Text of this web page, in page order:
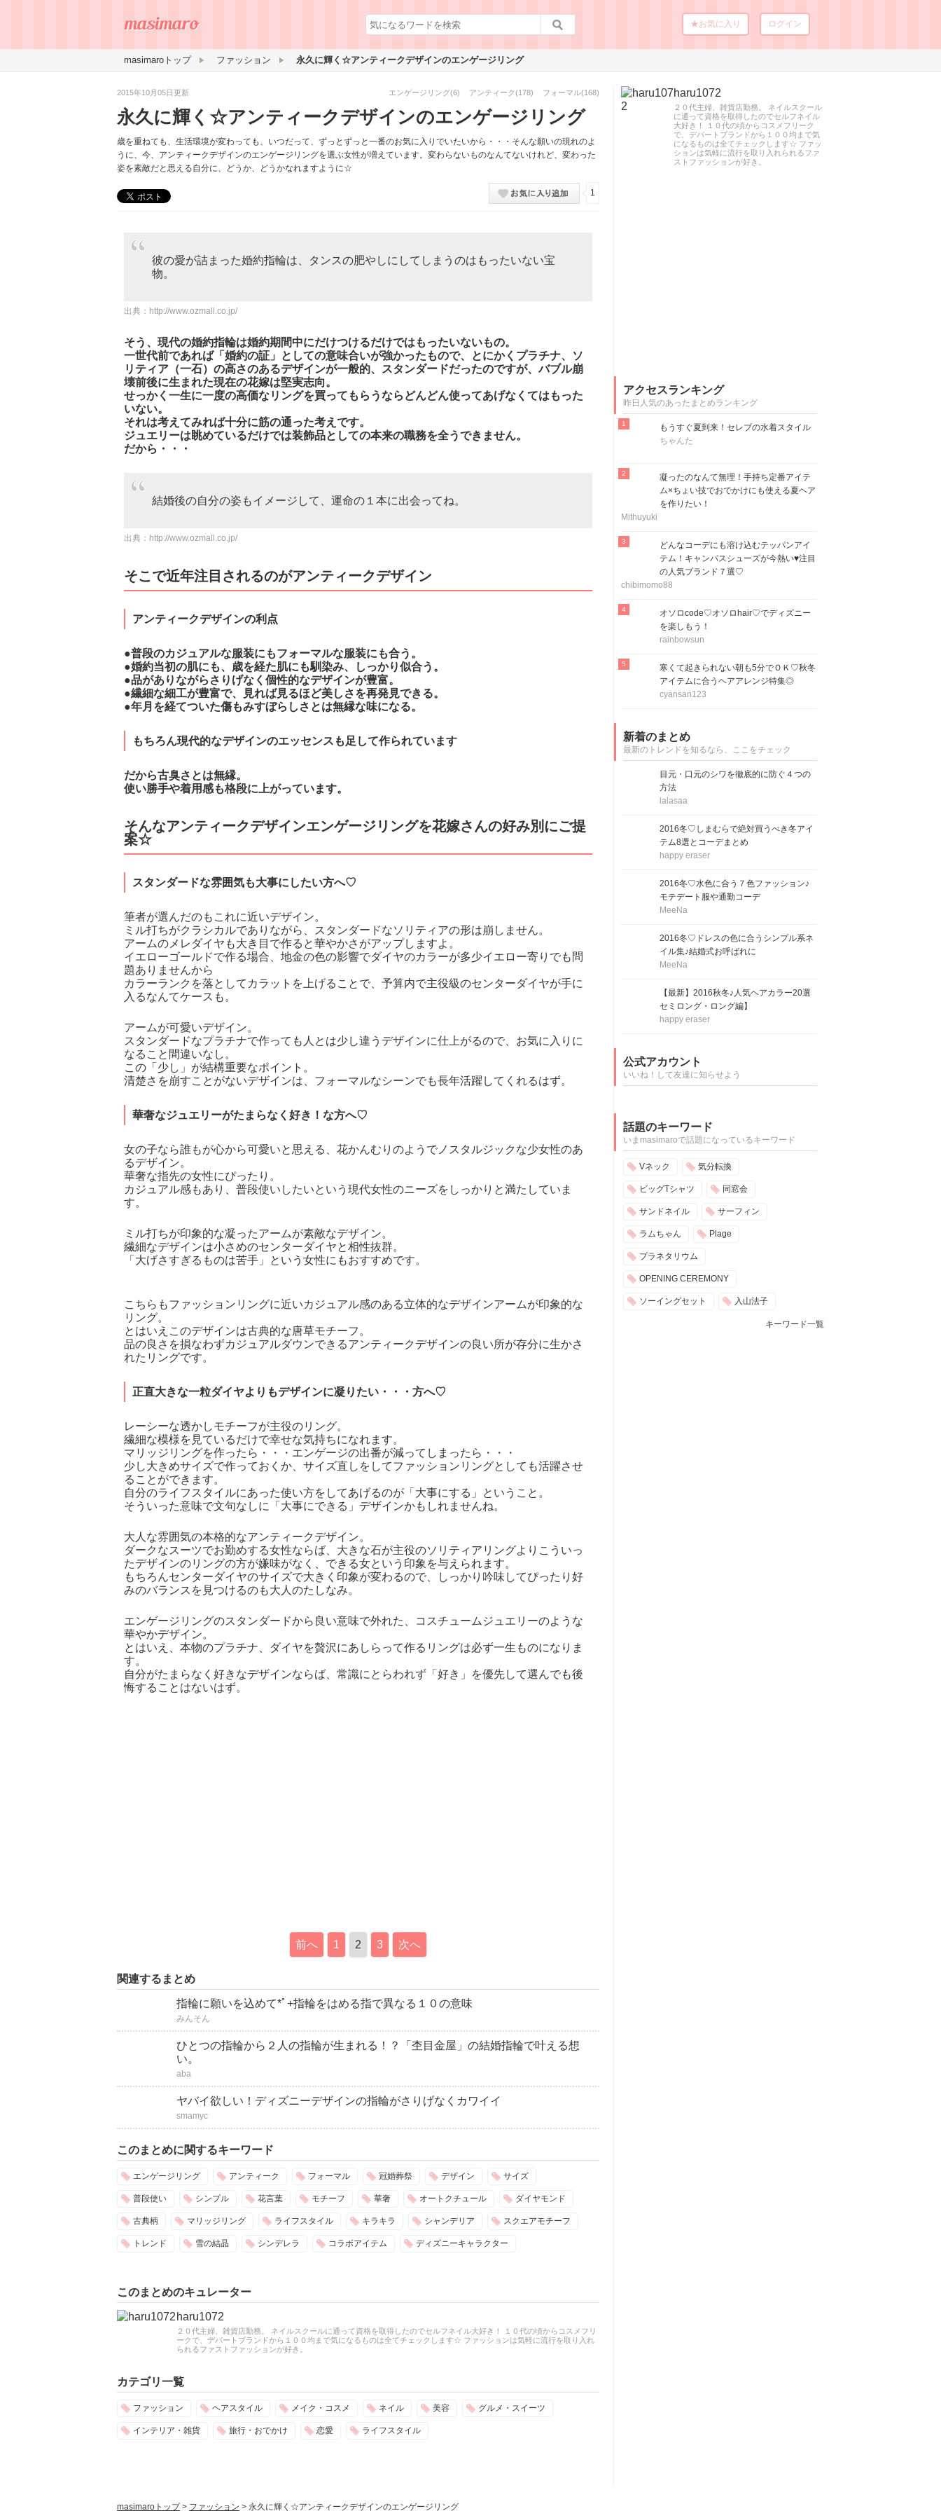
★お気に入り ログイン
masimaroトップ ファッション 永久に輝く☆アンティークデザインのエンゲージリング
2015年10月05日更新 エンゲージリング(6) アンティーク(178) フォーマル(168)
永久に輝く☆アンティークデザインのエンゲージリング
歳を重ねても、生活環境が変わっても、いつだって、ずっとずっと一番のお気に入りでいたいから・・・そんな願いの現れのよ
うに、今、アンティークデザインのエンゲージリングを選ぶ女性が増えています。変わらないものなんてないけれど、変わった
姿を素敵だと思える自分に、どうか、どうかなれますように☆
1
彼の愛が詰まった婚約指輪は、タンスの肥やしにしてしまうのはもったいない宝
物。
出典： http://www.ozmall.co.jp/
そう、現代の婚約指輪は婚約期間中にだけつけるだけではもったいないもの。
一世代前であれば「婚約の証」としての意味合いが強かったもので、とにかくプラチナ、ソ
リティア（一石）の高さのあるデザインが一般的、スタンダードだったのですが、バブル崩
壊前後に生まれた現在の花嫁は堅実志向。
せっかく一生に一度の高価なリングを買ってもらうならどんどん使ってあげなくてはもった
いない。
それは考えてみれば十分に筋の通った考えです。
ジュエリーは眺めているだけでは装飾品としての本来の職務を全うできません。
だから・・・
結婚後の自分の姿もイメージして、運命の１本に出会ってね。
出典： http://www.ozmall.co.jp/
そこで近年注目されるのがアンティークデザイン
アンティークデザインの利点
●普段のカジュアルな服装にもフォーマルな服装にも合う。
●婚約当初の肌にも、歳を経た肌にも馴染み、しっかり似合う。
●品がありながらさりげなく個性的なデザインが豊富。
●繊細な細工が豊富で、見れば見るほど美しさを再発見できる。
●年月を経てついた傷もみすぼらしさとは無縁な味になる。
もちろん現代的なデザインのエッセンスも足して作られています
だから古臭さとは無縁。
使い勝手や着用感も格段に上がっています。
そんなアンティークデザインエンゲージリングを花嫁さんの好み別にご提
案☆
スタンダードな雰囲気も大事にしたい方へ♡
筆者が選んだのもこれに近いデザイン。
ミル打ちがクラシカルでありながら、スタンダードなソリティアの形は崩しません。
アームのメレダイヤも大き目で作ると華やかさがアップしますよ。
イエローゴールドで作る場合、地金の色の影響でダイヤのカラーが多少イエロー寄りでも問
題ありませんから
カラーランクを落としてカラットを上げることで、予算内で主役級のセンターダイヤが手に
入るなんてケースも。
アームが可愛いデザイン。
スタンダードなプラチナで作っても人とは少し違うデザインに仕上がるので、お気に入りに
なること間違いなし。
この「少し」が結構重要なポイント。
清楚さを崩すことがないデザインは、フォーマルなシーンでも長年活躍してくれるはず。
華奢なジュエリーがたまらなく好き！な方へ♡
女の子なら誰もが心から可愛いと思える、花かんむりのようでノスタルジックな少女性のあ
るデザイン。
華奢な指先の女性にぴったり。
カジュアル感もあり、普段使いしたいという現代女性のニーズをしっかりと満たしていま
す。
ミル打ちが印象的な凝ったアームが素敵なデザイン。
繊細なデザインは小さめのセンターダイヤと相性抜群。
「大げさすぎるものは苦手」という女性にもおすすめです。
こちらもファッションリングに近いカジュアル感のある立体的なデザインアームが印象的な
リング。
とはいえこのデザインは古典的な唐草モチーフ。
品の良さを損なわずカジュアルダウンできるアンティークデザインの良い所が存分に生かさ
れたリングです。
正直大きな一粒ダイヤよりもデザインに凝りたい・・・方へ♡
レーシーな透かしモチーフが主役のリング。
繊細な模様を見ているだけで幸せな気持ちになれます。
マリッジリングを作ったら・・・エンゲージの出番が減ってしまったら・・・
少し大きめサイズで作っておくか、サイズ直しをしてファッションリングとしても活躍させ
ることができます。
自分のライフスタイルにあった使い方をしてあげるのが「大事にする」ということ。
そういった意味で文句なしに「大事にできる」デザインかもしれませんね。
大人な雰囲気の本格的なアンティークデザイン。
ダークなスーツでお勤めする女性ならば、大きな石が主役のソリティアリングよりこういっ
たデザインのリングの方が嫌味がなく、できる女という印象を与えられます。
もちろんセンターダイヤのサイズで大きく印象が変わるので、しっかり吟味してぴったり好
みのバランスを見つけるのも大人のたしなみ。
エンゲージリングのスタンダードから良い意味で外れた、コスチュームジュエリーのような
華やかデザイン。
とはいえ、本物のプラチナ、ダイヤを贅沢にあしらって作るリングは必ず一生ものになりま
す。
自分がたまらなく好きなデザインならば、常識にとらわれず「好き」を優先して選んでも後
悔することはないはず。
前へ 1 2 3 次へ
関連するまとめ
指輪に願いを込めて*ﾟ+指輪をはめる指で異なる１０の意味
みんそん
ひとつの指輪から２人の指輪が生まれる！？「杢目金屋」の結婚指輪で叶える想
い。
aba
ヤバイ欲しい！ディズニーデザインの指輪がさりげなくカワイイ
smamyc
このまとめに関するキーワード
エンゲージリング アンティーク フォーマル 冠婚葬祭 デザイン サイズ
普段使い シンプル 花言葉 モチーフ 華奢 オートクチュール ダイヤモンド
古典柄 マリッジリング ライフスタイル キラキラ シャンデリア スクエアモチーフ
トレンド 雪の結晶 シンデレラ コラボアイテム ディズニーキャラクター
このまとめのキュレーター
haru1072
２０代主婦、雑貨店勤務。 ネイルスクールに通って資格を取得したのでセルフネイル大好き！ １０代の頃からコスメフリ
ークで、デパートブランドから１００均まで気になるものは全てチェックします☆ ファッションは気軽に流行を取り入れ
られるファストファッションが好き。
カテゴリ一覧
ファッション ヘアスタイル メイク・コスメ ネイル 美容 グルメ・スイーツ
インテリア・雑貨 旅行・おでかけ 恋愛 ライフスタイル
haru1072
２０代主婦、雑貨店勤務。 ネイルスクール
に通って資格を取得したのでセルフネイル
大好き！ １０代の頃からコスメフリーク
で、デパートブランドから１００均まで気
になるものは全てチェックします☆ ファッ
ションは気軽に流行を取り入れられるファ
ストファッションが好き。
アクセスランキング
昨日人気のあったまとめランキング
もうすぐ夏到来！セレブの水着スタイル
ちゃんた
凝ったのなんて無理！手持ち定番アイテ
ム×ちょい技でおでかけにも使える夏ヘア
を作りたい！
Mithuyuki
どんなコーデにも溶け込むテッパンアイ
テム！キャンパスシューズが今熱い♥注目
の人気ブランド７選♡
chibimomo88
オソロcode♡オソロhair♡でディズニー
を楽しもう！
rainbowsun
寒くて起きられない朝も5分でＯＫ♡秋冬
アイテムに合うヘアアレンジ特集◎
cyansan123
新着のまとめ
最新のトレンドを知るなら、ここをチェック
目元・口元のシワを徹底的に防ぐ４つの
方法
lalasaa
2016冬♡しまむらで絶対買うべき冬アイ
テム8選とコーデまとめ
happy eraser
2016冬♡水色に合う７色ファッション♪
モテデート服や通勤コーデ
MeeNa
2016冬♡ドレスの色に合うシンプル系ネ
イル集♪結婚式お呼ばれに
MeeNa
【最新】2016秋冬♪人気ヘアカラー20選
セミロング・ロング編】
happy eraser
公式アカウント
いいね！して友達に知らせよう
話題のキーワード
いまmasimaroで話題になっているキーワード
Vネック 気分転換
ビッグTシャツ 同窓会
サンドネイル サーフィン
ラムちゃん Plage
プラネタリウム
OPENING CEREMONY
ソーイングセット 入山法子
キーワード一覧
masimaroトップ> ファッション > 永久に輝く☆アンティークデザインのエンゲージリング